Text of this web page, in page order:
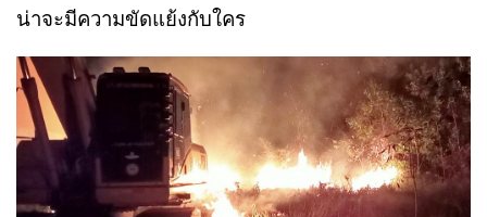
น่าจะมีความขัดแย้งกับใคร